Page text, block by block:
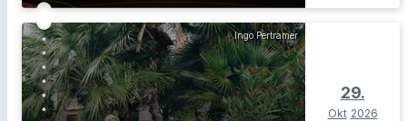
Ingo Pertramer
29.
Okt 2026